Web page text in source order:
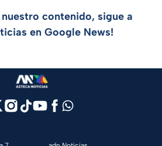
nuestro contenido, sigue a
en Google News!